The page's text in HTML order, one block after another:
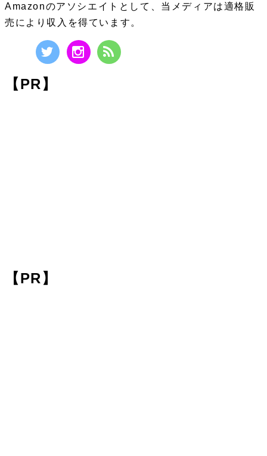
Amazonのアソシエイトとして、当メディアは適格販
売により収入を得ています。
【PR】
【PR】